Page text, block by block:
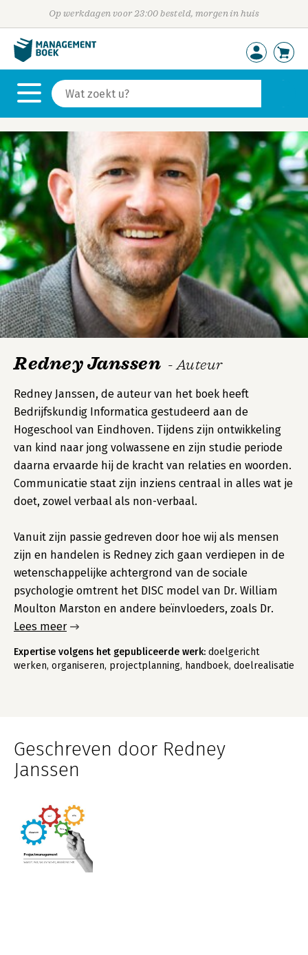
Op werkdagen voor 23:00 besteld, morgen in huis
Redney Janssen - Auteur
Redney Janssen, de auteur van het boek heeft
Bedrijfskundig Informatica gestudeerd aan de
Hogeschool van Eindhoven. Tijdens zijn ontwikkeling
van kind naar jong volwassene en zijn studie periode
daarna ervaarde hij de kracht van relaties en woorden.
Communicatie staat zijn inziens centraal in alles wat je
doet, zowel verbaal als non-verbaal.
Vanuit zijn passie gedreven door hoe wij als mensen
zijn en handelen is Redney zich gaan verdiepen in de
wetenschappelijke achtergrond van de sociale
psychologie omtrent het DISC model van Dr. William
Moulton Marston en andere beïnvloeders, zoals Dr.
Lees meer
Expertise volgens het gepubliceerde werk: doelgericht
werken, organiseren, projectplanning, handboek, doelrealisatie
Geschreven door Redney
Janssen